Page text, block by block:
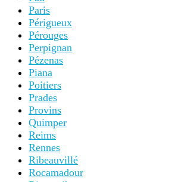
Paris
Périgueux
Pérouges
Perpignan
Pézenas
Piana
Poitiers
Prades
Provins
Quimper
Reims
Rennes
Ribeauvillé
Rocamadour